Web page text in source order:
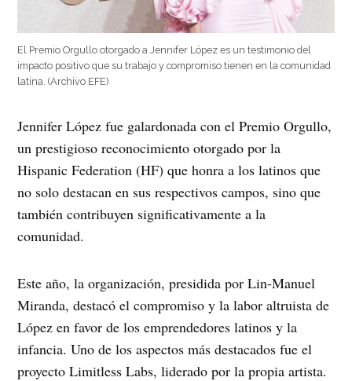
El Premio Orgullo otorgado a Jennifer López es un testimonio del
impacto positivo que su trabajo y compromiso tienen en la comunidad
latina. (Archivo EFE)
Jennifer López fue galardonada con el Premio Orgullo,
un prestigioso reconocimiento otorgado por la
Hispanic Federation (HF) que honra a los latinos que
no solo destacan en sus respectivos campos, sino que
también contribuyen significativamente a la
comunidad.
Este año, la organización, presidida por Lin-Manuel
Miranda, destacó el compromiso y la labor altruista de
López en favor de los emprendedores latinos y la
infancia. Uno de los aspectos más destacados fue el
proyecto Limitless Labs, liderado por la propia artista.